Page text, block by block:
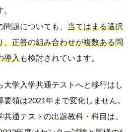
題についても、 当てはまる選択
、正答の組み合わせが複数ある問
導入も検討されています。
大学入学共通テストへと移行はし
領は2021年まで変化しません。
通テストの出題教科・科目は、